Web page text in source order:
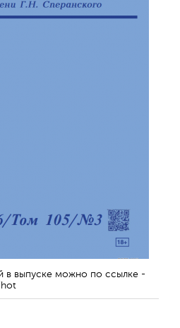
в выпуске можно по ссылке -
hot